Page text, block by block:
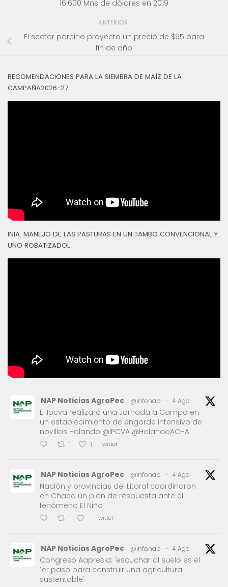
16.600 Mns de dólares en 2019
ANTERIOR
El sector porcino proyecta un precio de $95 para
fin de año
RECOMENDACIONES PARA LA SIEMBRA DE MAÍZ DE LA
CAMPAÑA2026-27
INIA: MANEJO DE LAS PASTURAS EN UN TAMBO CONVENCIONAL Y
UNO ROBATIZADOL
NAP Noticias AgroPec @infonap · 4 Ago
El Ipcva realizará una Jornada a Campo en
un establecimiento de engorde intensivo de
novillos Holando @IPCVA @HolandoACHA
1 1 Twitter
NAP Noticias AgroPec @infonap · 4 Ago
Nación y provincias del Litoral coordinaron
en Chaco un plan de respuesta ante el
fenómeno El Niño
Twitter
NAP Noticias AgroPec @infonap · 4 Ago
Congreso Aapresid: 'escuchar al suelo es el
1er paso para construir una agricultura
sustentable'